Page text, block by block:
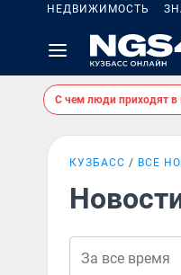
НЕДВИЖИМОСТЬ
С чем люди приходят в
КУЗБАСС ВСЕ